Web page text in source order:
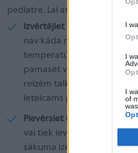
I
I
I
of
pediatre. Lai atvieglotu koliku
Izvērtējiet bērna
nav kāda novēršama
temperatūra. Ja citi iemesli
pamasēt vēderiņu. Ir
reizēm talkā jāņem
ieteicams padomāt arī par
Pievērsiet uzmanību bērna
vai tiek ievērota pareiza
sākuma izēd vienu krūti un